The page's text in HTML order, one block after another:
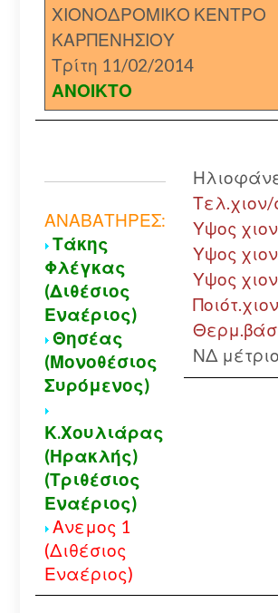
ΧΙΟΝΟΔΡΟΜΙΚΟ ΚΕΝΤΡΟ
ΚΑΡΠΕΝΗΣΙΟΥ
Τρίτη 11/02/2014
ΑΝΟΙΚΤΟ
ΑΝΑΒΑΤΗΡΕΣ:
Τάκης
Φλέγκας
(Διθέσιος
Εναέριος)
Θησέας
(Μονοθέσιος
Συρόμενος)
Κ.Χουλιάρας
(Ηρακλής)
(Τριθέσιος
Εναέριος)
Ανεμος 1
(Διθέσιος
Εναέριος)
Τελ.χιον/
Υψος
Υψος
Υψος
ΝΔ